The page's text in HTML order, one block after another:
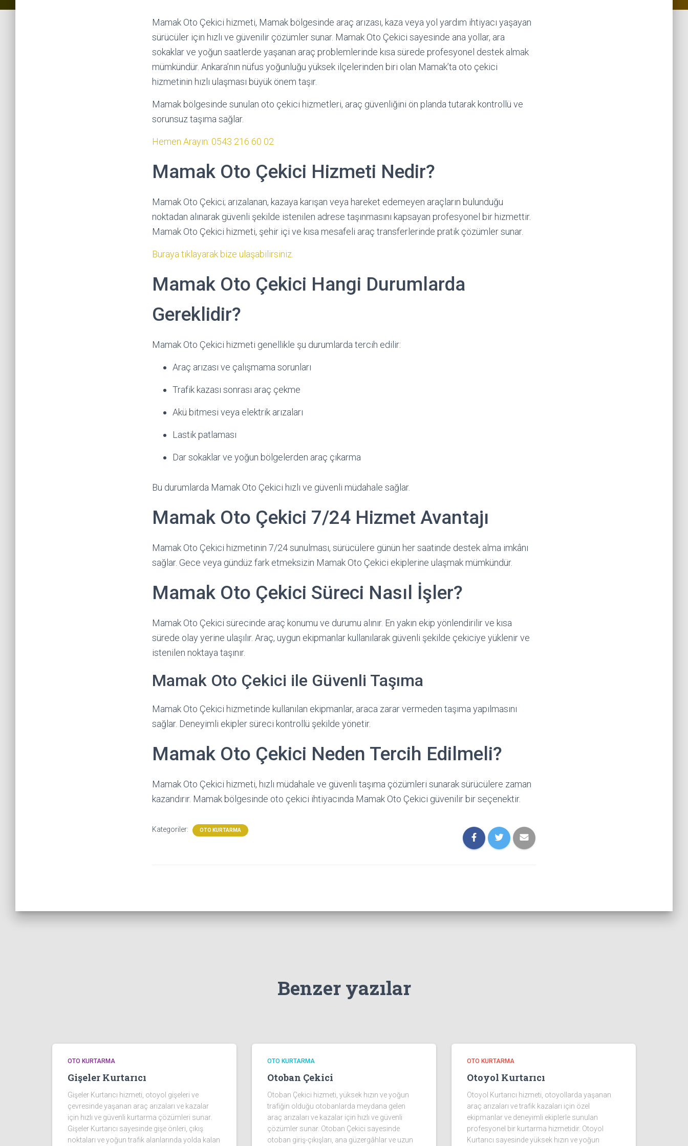
Mamak Oto Çekici hizmeti, Mamak bölgesinde araç arızası, kaza veya yol yardım ihtiyacı yaşayan
sürücüler için hızlı ve güvenilir çözümler sunar. Mamak Oto Çekici sayesinde ana yollar, ara
sokaklar ve yoğun saatlerde yaşanan araç problemlerinde kısa sürede profesyonel destek almak
mümkündür. Ankara’nın nüfus yoğunluğu yüksek ilçelerinden biri olan Mamak’ta oto çekici
hizmetinin hızlı ulaşması büyük önem taşır.
Mamak bölgesinde sunulan oto çekici hizmetleri, araç güvenliğini ön planda tutarak kontrollü ve
sorunsuz taşıma sağlar.
Hemen Arayın: 0543 216 60 02
Mamak Oto Çekici Hizmeti Nedir?
Mamak Oto Çekici; arızalanan, kazaya karışan veya hareket edemeyen araçların bulunduğu
noktadan alınarak güvenli şekilde istenilen adrese taşınmasını kapsayan profesyonel bir hizmettir.
Mamak Oto Çekici hizmeti, şehir içi ve kısa mesafeli araç transferlerinde pratik çözümler sunar.
Buraya tıklayarak bize ulaşabilirsiniz.
Mamak Oto Çekici Hangi Durumlarda
Gereklidir?
Mamak Oto Çekici hizmeti genellikle şu durumlarda tercih edilir:
Araç arızası ve çalışmama sorunları
Trafik kazası sonrası araç çekme
Akü bitmesi veya elektrik arızaları
Lastik patlaması
Dar sokaklar ve yoğun bölgelerden araç çıkarma
Bu durumlarda Mamak Oto Çekici hızlı ve güvenli müdahale sağlar.
Mamak Oto Çekici 7/24 Hizmet Avantajı
Mamak Oto Çekici hizmetinin 7/24 sunulması, sürücülere günün her saatinde destek alma imkânı
sağlar. Gece veya gündüz fark etmeksizin Mamak Oto Çekici ekiplerine ulaşmak mümkündür.
Mamak Oto Çekici Süreci Nasıl İşler?
Mamak Oto Çekici sürecinde araç konumu ve durumu alınır. En yakın ekip yönlendirilir ve kısa
sürede olay yerine ulaşılır. Araç, uygun ekipmanlar kullanılarak güvenli şekilde çekiciye yüklenir ve
istenilen noktaya taşınır.
Mamak Oto Çekici ile Güvenli Taşıma
Mamak Oto Çekici hizmetinde kullanılan ekipmanlar, araca zarar vermeden taşıma yapılmasını
sağlar. Deneyimli ekipler süreci kontrollü şekilde yönetir.
Mamak Oto Çekici Neden Tercih Edilmeli?
Mamak Oto Çekici hizmeti, hızlı müdahale ve güvenli taşıma çözümleri sunarak sürücülere zaman
kazandırır. Mamak bölgesinde oto çekici ihtiyacında Mamak Oto Çekici güvenilir bir seçenektir.
Kategoriler: OTO KURTARMA
Benzer yazılar
OTO KURTARMA
Gişeler Kurtarıcı
Gişeler Kurtarıcı hizmeti, otoyol gişeleri ve
çevresinde yaşanan araç arızaları ve kazalar
için hızlı ve güvenli kurtarma çözümleri sunar.
Gişeler Kurtarıcı sayesinde gişe önleri, çıkış
noktaları ve yoğun trafik alanlarında yolda kalan
OTO KURTARMA
Otoban Çekici
Otoban Çekici hizmeti, yüksek hızın ve yoğun
trafiğin olduğu otobanlarda meydana gelen
araç arızaları ve kazalar için hızlı ve güvenli
çözümler sunar. Otoban Çekici sayesinde
otoban giriş-çıkışları, ana güzergâhlar ve uzun
OTO KURTARMA
Otoyol Kurtarıcı
Otoyol Kurtarıcı hizmeti, otoyollarda yaşanan
araç arızaları ve trafik kazaları için özel
ekipmanlar ve deneyimli ekiplerle sunulan
profesyonel bir kurtarma hizmetidir. Otoyol
Kurtarıcı sayesinde yüksek hızın ve yoğun